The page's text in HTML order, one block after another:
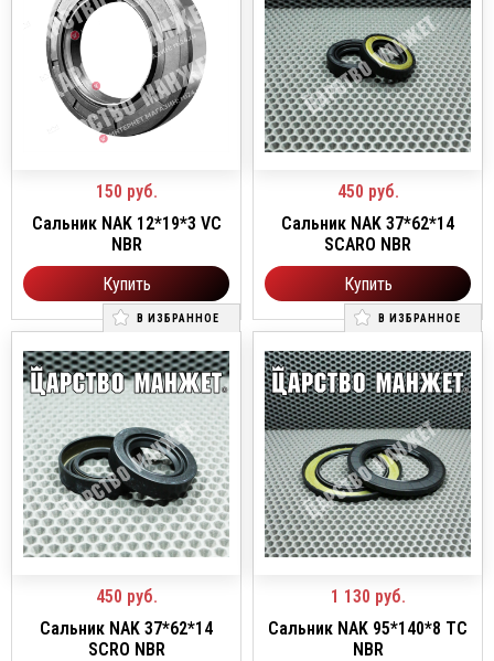
150 руб.
Сальник NAK 12*19*3 VC
NBR
Купить
450 руб.
Сальник NAK 37*62*14
SCARO NBR
Купить
В ИЗБРАННОЕ
450 руб.
Сальник NAK 37*62*14
SCRO NBR
В ИЗБРАННОЕ
1 130 руб.
Сальник NAK 95*140*8 TC
NBR